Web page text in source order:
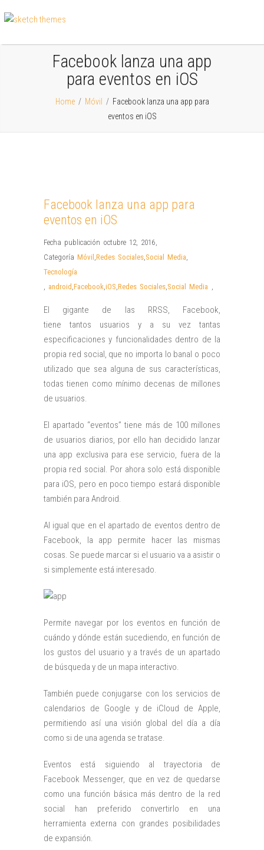
Facebook lanza una app
para eventos en iOS
Home / Móvil / Facebook lanza una app para
eventos en iOS
Facebook lanza una app para
eventos en iOS
Fecha publicación octubre 12, 2016,
Categoría Móvil ,Redes Sociales,Social Media,
Tecnología
, android ,Facebook,iOS,Redes Sociales,Social Media ,
El gigante de las RRSS, Facebook,
tiene tantos usuarios y a su vez tantas
especificaciones y funcionalidades dentro de la
propia red social, que no importa lo banal o poco
utilizado que sea alguna de sus características,
todas tienen como mínimo decenas de millones
de usuarios.
El apartado “eventos” tiene más de 100 millones
de usuarios diarios, por ello han decidido lanzar
una app exclusiva para ese servicio, fuera de la
propia red social. Por ahora solo está disponible
para iOS, pero en poco tiempo estará disponible
también para Android.
Al igual que en el apartado de eventos dentro de
Facebook, la app permite hacer las mismas
cosas. Se puede marcar si el usuario va a asistir o
si simplemente está interesado.
Permite navegar por los eventos en función de
cuándo y dónde están sucediendo, en función de
los gustos del usuario y a través de un apartado
de búsqueda y de un mapa interactivo.
También puede conjugarse con los servicios de
calendarios de Google y de iCloud de Apple,
permitiendo así una visión global del día a día
como si de una agenda se tratase.
Eventos está siguiendo al trayectoria de
Facebook Messenger, que en vez de quedarse
como una función básica más dentro de la red
social han preferido convertirlo en una
herramienta externa con grandes posibilidades
de expansión.